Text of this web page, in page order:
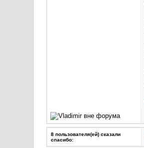
8 пользователя(ей) сказали
cпасибо: